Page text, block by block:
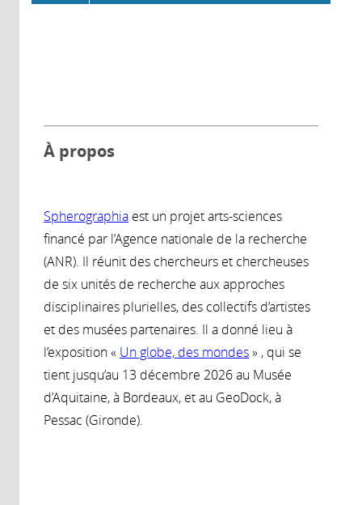
À propos
Spherographia est un projet arts-sciences
financé par l’Agence nationale de la recherche
(ANR). Il réunit des chercheurs et chercheuses
de six unités de recherche aux approches
disciplinaires plurielles, des collectifs d’artistes
et des musées partenaires. Il a donné lieu à
l’exposition « Un globe, des mondes» , qui se
tient jusqu’au 13 décembre 2026 au Musée
d’Aquitaine, à Bordeaux, et au GeoDock, à
Pessac (Gironde).